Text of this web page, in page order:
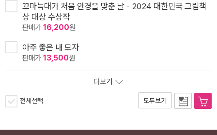
꼬마늑대가 처음 안경을 맞춘 날 - 2024 대한민국 그림책
상 대상 수상작
판매가16,200원
아주 좋은 내 모자
판매가13,500원
더보기
전체선택 모두보기